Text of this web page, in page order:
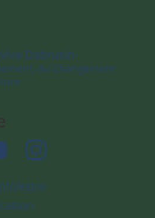
Dabrusin
du Changement
YouTube